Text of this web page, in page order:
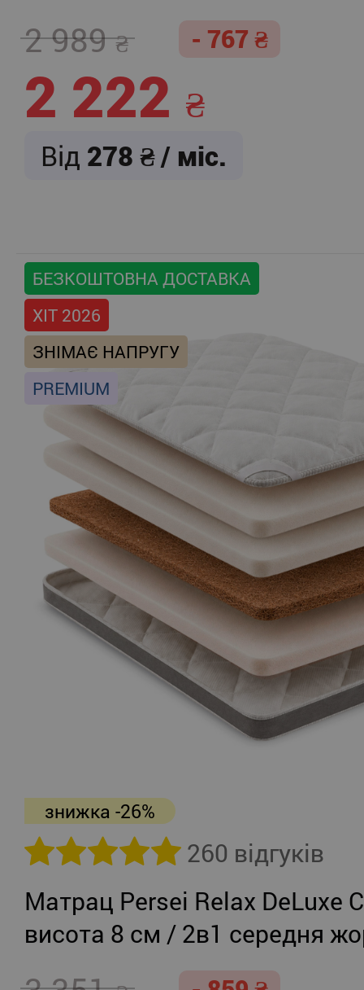
2 989 - 767
2 222
Від 278 / міс.
БЕЗКОШТОВНА ДОСТАВКА
ХІТ 2026
ЗНІМАЄ НАПРУГУ
PREMIUM
знижка -26%
260 відгуків
Матрац Persei Relax DeLuxe
висота 8 см / 2в1 середня